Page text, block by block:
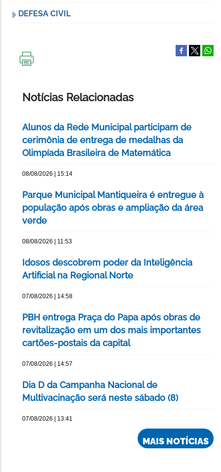
DEFESA CIVIL
Notícias Relacionadas
Alunos da Rede Municipal participam de
cerimônia de entrega de medalhas da
Olimpíada Brasileira de Matemática
08/08/2026 | 15:14
Parque Municipal Mantiqueira é entregue à
população após obras e ampliação da área
verde
08/08/2026 | 11:53
Idosos descobrem poder da Inteligência
Artificial na Regional Norte
07/08/2026 | 14:58
PBH entrega Praça do Papa após obras de
revitalização em um dos mais importantes
cartões-postais da capital
07/08/2026 | 14:57
Dia D da Campanha Nacional de
Multivacinação será neste sábado (8)
07/08/2026 | 13:41
MAIS NOTÍCIAS